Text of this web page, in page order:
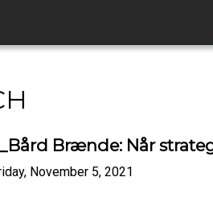
Brænde: Når
November 5, 2021